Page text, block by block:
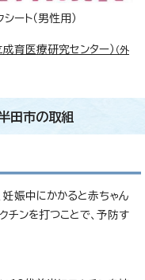
ート（男性用）
成育医療研究センター） （外
田市の取組
娠中にかかると赤ちゃん
チンを打つことで、予防す